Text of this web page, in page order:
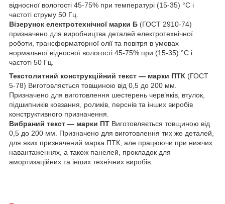
відносної вологості 45-75% при температурі (15-35) °С і
частоті струму 50 Гц.
Візерунок електротехнічної марки Б (ГОСТ 2910-74)
призначено для виробництва деталей електротехнічної
роботи, трансформаторної олії та повітря в умовах
нормальної відносної вологості 45-75% при (15-35) °С і
частоті 50 Гц.
Текстолитний конструкційний текст — марки ПТК (ГОСТ
5-78) Виготовляється товщиною від 0,5 до 200 мм.
Призначено для виготовлення шестерень черв’яків, втулок,
підшипників ковзання, роликів, перснів та інших виробів
конструктивного призначення.
Вибраний текст — марки ПТ Виготовляється товщиною від
0,5 до 200 мм. Призначено для виготовлення тих же деталей,
для яких призначений марка ПТК, але працюючи при нижчих
навантаженнях, а також панелей, прокладок для
амортизаційних та інших технічних виробів.